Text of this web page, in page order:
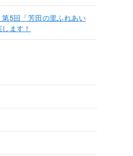
第5回「芳田の里ふれあい
ます！